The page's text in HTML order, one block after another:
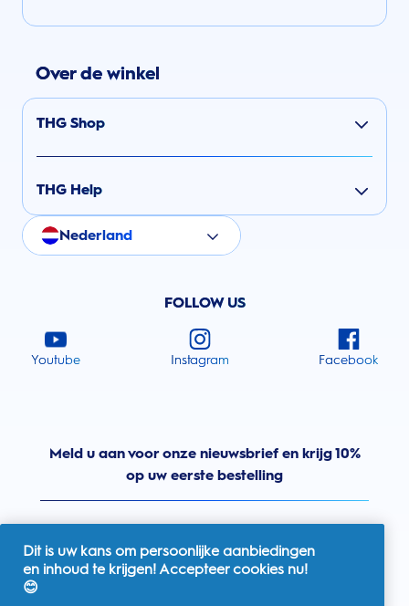
Over de winkel
THG Shop
THG Help
Nederland
FOLLOW US
Youtube Instagram Facebook
Meld u aan voor onze nieuwsbrief en krijg 10%
op uw eerste bestelling
Dit is uw kans om persoonlijke aanbiedingen
en inhoud te krijgen! Accepteer cookies nu!
😊